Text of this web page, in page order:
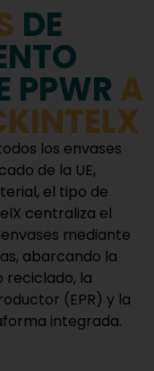
DE
PPWR A
los envases
de la UE,
el tipo de
centraliza el
mediante
abarcando la
reciclado, la
(EPR) y la
integrada.